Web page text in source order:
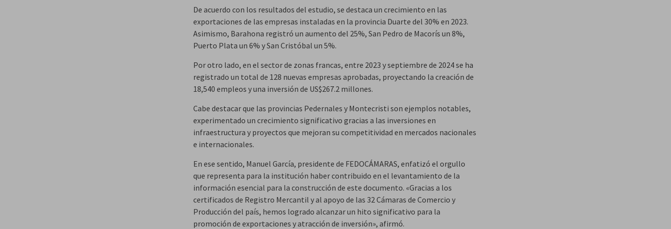
De acuerdo con los resultados del estudio, se destaca un crecimiento en las
exportaciones de las empresas instaladas en la provincia Duarte del 30% en 2023.
Asimismo, Barahona registró un aumento del 25%, San Pedro de Macorís un 8%,
Puerto Plata un 6% y San Cristóbal un 5%.
Por otro lado, en el sector de zonas francas, entre 2023 y septiembre de 2024 se ha
registrado un total de 128 nuevas empresas aprobadas, proyectando la creación de
18,540 empleos y una inversión de US$267.2 millones.
Cabe destacar que las provincias Pedernales y Montecristi son ejemplos notables,
experimentado un crecimiento significativo gracias a las inversiones en
infraestructura y proyectos que mejoran su competitividad en mercados nacionales
e internacionales.
En ese sentido, Manuel García, presidente de FEDOCÁMARAS, enfatizó el orgullo
que representa para la institución haber contribuido en el levantamiento de la
información esencial para la construcción de este documento. «Gracias a los
certificados de Registro Mercantil y al apoyo de las 32 Cámaras de Comercio y
Producción del país, hemos logrado alcanzar un hito significativo para la
promoción de exportaciones y atracción de inversión», afirmó.